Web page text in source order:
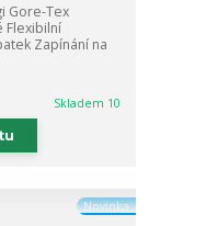
Gore-Tex
Flexibilní
Zapínání na
Skladem 10
Novinka